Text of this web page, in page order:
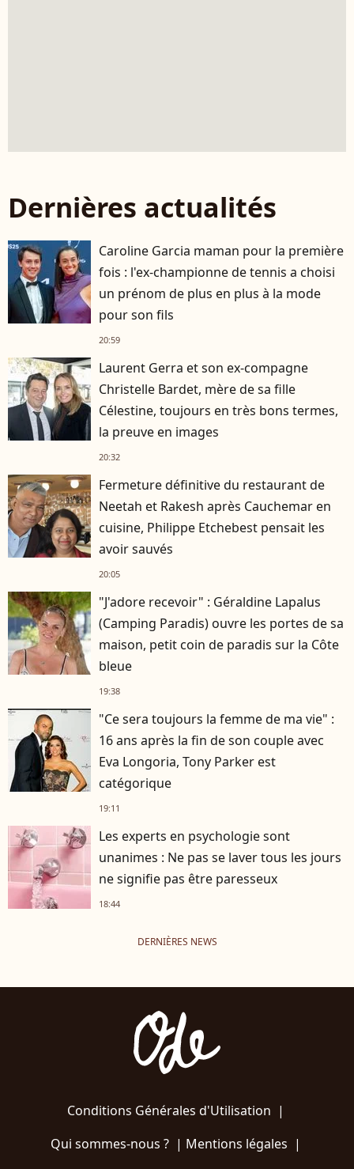
Dernières actualités
Caroline Garcia maman pour la première
fois : l'ex-championne de tennis a choisi
un prénom de plus en plus à la mode
pour son fils
20:59
Laurent Gerra et son ex-compagne
Christelle Bardet, mère de sa fille
Célestine, toujours en très bons termes,
la preuve en images
20:32
Fermeture définitive du restaurant de
Neetah et Rakesh après Cauchemar en
cuisine, Philippe Etchebest pensait les
avoir sauvés
20:05
"J'adore recevoir" : Géraldine Lapalus
(Camping Paradis) ouvre les portes de sa
maison, petit coin de paradis sur la Côte
bleue
19:38
"Ce sera toujours la femme de ma vie" :
16 ans après la fin de son couple avec
Eva Longoria, Tony Parker est
catégorique
19:11
Les experts en psychologie sont
unanimes : Ne pas se laver tous les jours
ne signifie pas être paresseux
18:44
DERNIÈRES NEWS
Conditions Générales d'Utilisation |
Qui sommes-nous ?| Mentions légales |